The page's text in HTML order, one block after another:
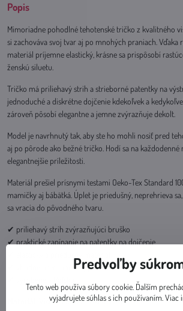
Popis
Mimoriadne pohodlné tehotenské tričko z kvalitného
si zachováva svoj tvar aj po mnohých praniach.
materiál príjemne elastický, krásne sa prispôsobí
ženskú siluetu.
Tričko má priliehavý strih a strieborné patentky na
jednoduché a diskrétne dojčenie kdekoľvek a
zároveň pôsobí elegantne a jemne zvýrazňuje dekolt.
Model je navrhnutý tak, aby ste ho mohli nosiť pred
aj po pôrode ako bežné tričko. Hodí sa na každodenné
elegantnejšie príležitosti.
Materiál prešiel prísnymi testami Oeko-Tex Standard
mamičky aj bábätká. Úplet je priedušný, neprehrieva
sa vracia do pôvodného tvaru.
✔ priliehavý strih zvýrazňujúci bruško
✔ praktické zapínanie na patentky na dojčenie
✔ vhodné pred, počas aj po tehotenstve
: Viskóza 92 %, Elastan 8 %
Predvoľby
Tento web používa súbory cookie. Ďalším
vyjadrujete súhlas s ich používaním. Viac